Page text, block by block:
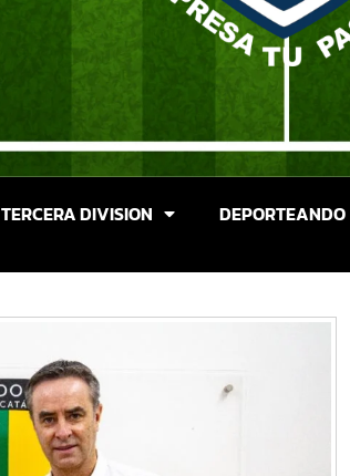
TERCERA DIVISION DEPORTEANDO